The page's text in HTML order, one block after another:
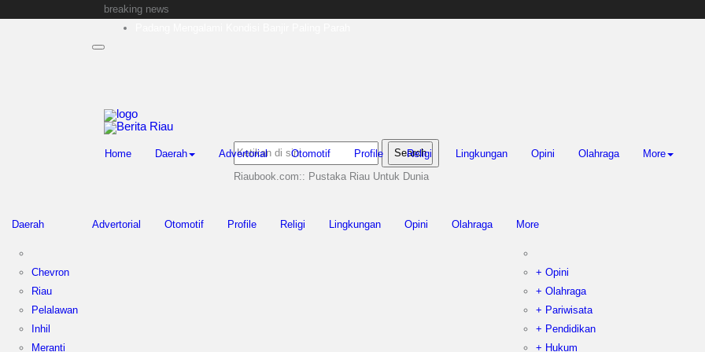
Riaubook.com:: Pustaka Riau Untuk Dunia
Daerah
Chevron
Riau
Pelalawan
Inhil
Meranti
Advertorial Otomotif Profile Religi Lingkungan Opini Olahraga More
+ Opini
+ Olahraga
+ Pariwisata
+ Pendidikan
+ Hukum
breaking news
Home Daerah Advertorial Otomotif Profile Religi Lingkungan Opini Olahraga More